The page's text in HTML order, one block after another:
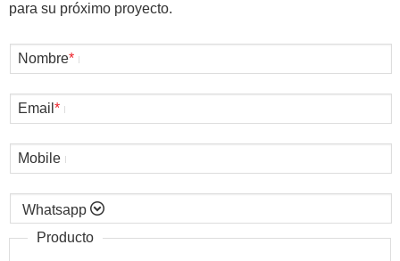
para su próximo proyecto.
Nombre*
Email *
Mobile

Producto